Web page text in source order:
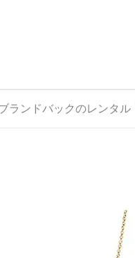
ランドバックのレンタ